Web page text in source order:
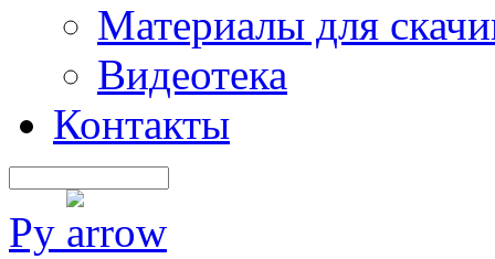
Материалы для
Видеотека
Контакты
Ру